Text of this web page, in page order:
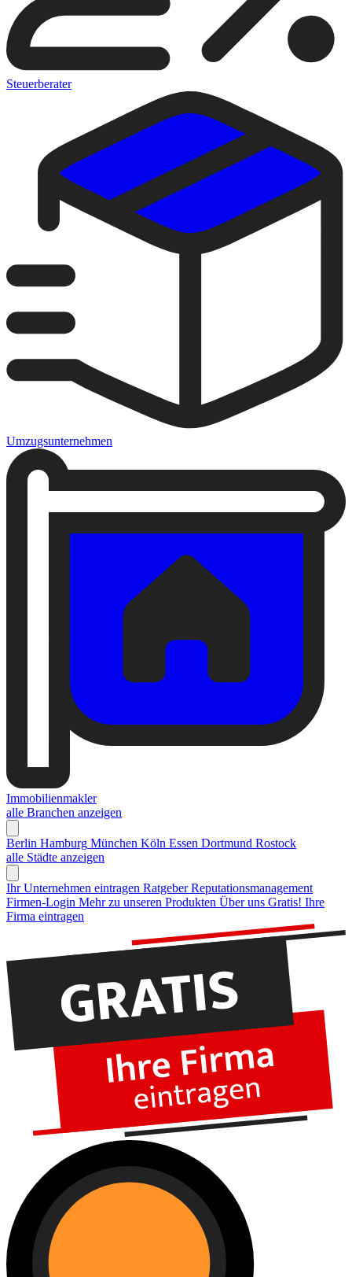
Steuerberater
Umzugsunternehmen
Immobilienmakler
alle Branchen anzeigen
Berlin Hamburg München Köln Essen Dortmund Rostock
alle Städte anzeigen
Ihr Unternehmen eintragen Ratgeber Reputationsmanagement
Firmen-Login Mehr zu unseren Produkten Über uns Gratis! Ihre
Firma eintragen